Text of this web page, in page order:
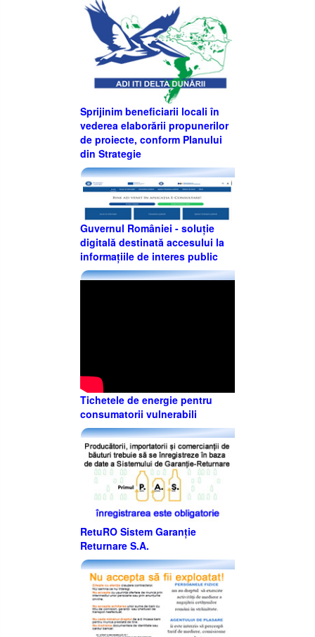
Sprijinim beneficiarii locali în
vederea elaborării propunerilor
de proiecte, conform Planului
din Strategie
Guvernul României - soluție
digitală destinată accesului la
informațiile de interes public
Tichetele de energie pentru
consumatorii vulnerabili
RetuRO Sistem Garanție
Returnare S.A.